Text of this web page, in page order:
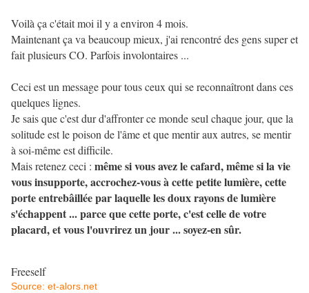
Voilà ça c'était moi il y a environ 4 mois.
Maintenant ça va beaucoup mieux, j'ai rencontré des gens super et
fait plusieurs CO. Parfois involontaires ...
Ceci est un message pour tous ceux qui se reconnaîtront dans ces
quelques lignes.
Je sais que c'est dur d'affronter ce monde seul chaque jour, que la
solitude est le poison de l'âme et que mentir aux autres, se mentir
à soi-même est difficile.
Mais retenez ceci : même si vous avez le cafard, même si la vie
vous insupporte, accrochez-vous à cette petite lumière, cette
porte entrebâillée par laquelle les doux rayons de lumière
s'échappent ... parce que cette porte, c'est celle de votre
placard, et vous l'ouvrirez un jour ... soyez-en sûr.
Freeself
Source: et-alors.net